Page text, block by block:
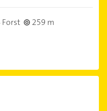
Forst
259 m